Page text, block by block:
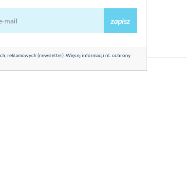
zapisz
reklamowych (newsletter). Więcej informacji nt. ochrony